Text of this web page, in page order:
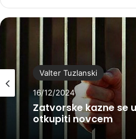
Valter Tuzlanski
16/12/2024
Zatvorske kazne se
otkupiti novcem